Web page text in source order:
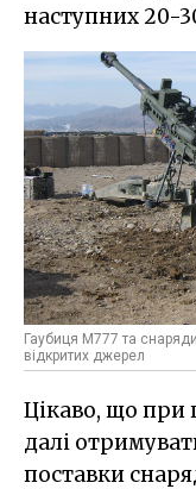
наступних 20-
Гаубиця M777 та
відкритих джерел
Цікаво, що при
далі
поставки